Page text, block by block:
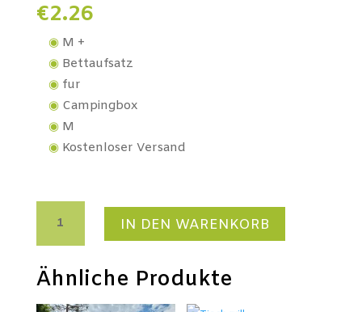
€2.26
M +
Bettaufsatz
fur
Campingbox
M
Kostenloser Versand
Campingbox
Menge
IN DEN WARENKORB
Ähnliche Produkte